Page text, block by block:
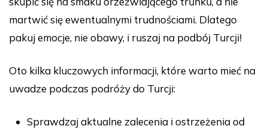
martwić się ewentualnymi trudnościami. Dlatego
pakuj emocje, nie obawy, i ruszaj na podbój Turcji!
Oto kilka kluczowych informacji, które warto mieć na
uwadze podczas podróży do Turcji:
Sprawdzaj aktualne zalecenia i ostrzeżenia od